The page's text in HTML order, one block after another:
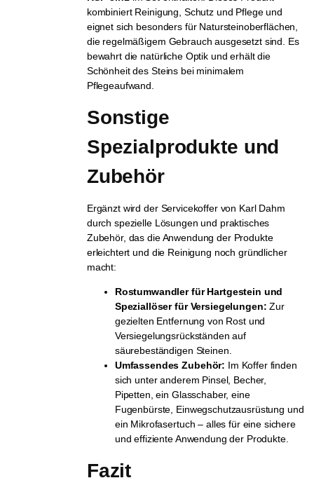
kombiniert Reinigung, Schutz und Pflege und
eignet sich besonders für Natursteinoberflächen,
die regelmäßigem Gebrauch ausgesetzt sind. Es
bewahrt die natürliche Optik und erhält die
Schönheit des Steins bei minimalem
Pflegeaufwand.
Sonstige
Spezialprodukte und
Zubehör
Ergänzt wird der Servicekoffer von Karl Dahm
durch spezielle Lösungen und praktisches
Zubehör, das die Anwendung der Produkte
erleichtert und die Reinigung noch gründlicher
macht:
Rostumwandler für Hartgestein und
Speziallöser für Versiegelungen: Zur
gezielten Entfernung von Rost und
Versiegelungsrückständen auf
säurebeständigen Steinen.
Umfassendes Zubehör: Im Koffer finden
sich unter anderem Pinsel, Becher,
Pipetten, ein Glasschaber, eine
Fugenbürste, Einwegschutzausrüstung und
ein Mikrofasertuch – alles für eine sichere
und effiziente Anwendung der Produkte.
Fazit